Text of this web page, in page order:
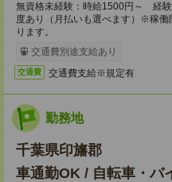
無資格未経験：時給1500円～ 経
度あり（月払いも選べます）※稼働
ります。
交通費別途支給あり
交通費 交通費支給※規定有
勤務地
千葉県印旛郡
車通勤OK / 自転車・バ